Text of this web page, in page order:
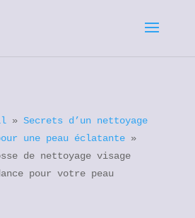
» Secrets d’un nettoyage
une peau éclatante»
de nettoyage visage
pour votre peau